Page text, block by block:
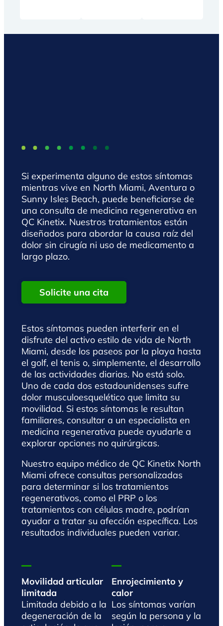
Si experimenta alguno de estos síntomas
mientras vive en North Miami, Aventura o
Sunny Isles Beach, puede beneficiarse de
una consulta de medicina regenerativa en
QC Kinetix. Nuestros tratamientos están
diseñados para abordar la causa raíz del
dolor sin cirugía ni uso de medicamento a
largo plazo.
Solicite una cita
Estos síntomas pueden interferir en el
disfrute del activo estilo de vida de North
Miami, desde los paseos por la playa hasta
el golf, el tenis o, simplemente, el desarrollo
de las actividades diarias. No está solo.
Uno de cada dos estadounidenses sufre
dolor musculoesquelético que limita su
movilidad. Si estos síntomas le resultan
familiares, consultar a un especialista en
medicina regenerativa puede ayudarle a
explorar opciones no quirúrgicas.
Nuestro equipo médico de QC Kinetix North
Miami ofrece consultas personalizadas
para determinar si los tratamientos
regenerativos, como el PRP o los
tratamientos con células madre, podrían
ayudar a tratar su afección específica. Los
resultados individuales pueden variar.
Movilidad articular
limitada
Limitada debido a la
degeneración de la
Enrojecimiento y
calor
Los síntomas varían
según la persona y la